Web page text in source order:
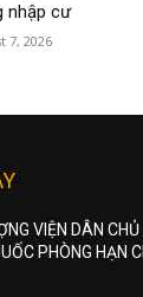
nhập cư
7, 2026
VIỆN DÂN
PHÒNG HẠN